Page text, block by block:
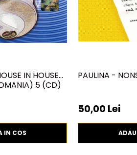
Written-By –DJ Raoul (2)
(2)–
Songo
Written-By –Sistem
IN HOUSE
5 (CD)
IN COS
PAULINA -
50,00 Lei